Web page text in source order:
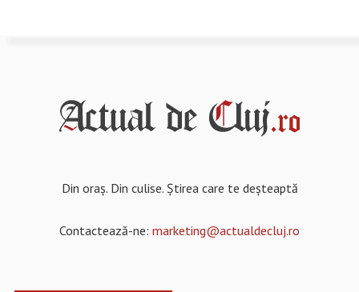
Din oraș. Din culise. Știrea care te deșteaptă
Contactează-ne: marketing@actualdecluj.ro